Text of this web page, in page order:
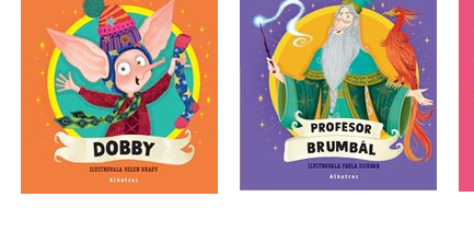
J.K. Rowling
Do košíku
J.K. Rowling
Do košíku